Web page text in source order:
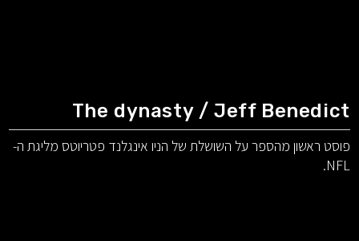
The dynasty / Jeff Benedict
פוסט ראשון מהספר על השושלת של הניו אינגלנד פטריוטס מליגת ה-
NFL.